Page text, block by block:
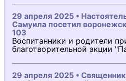
29 апреля 2025 •
Самуила посетил
103
Воспитанники и родители
благотворительной акции
29 апреля 2025 •